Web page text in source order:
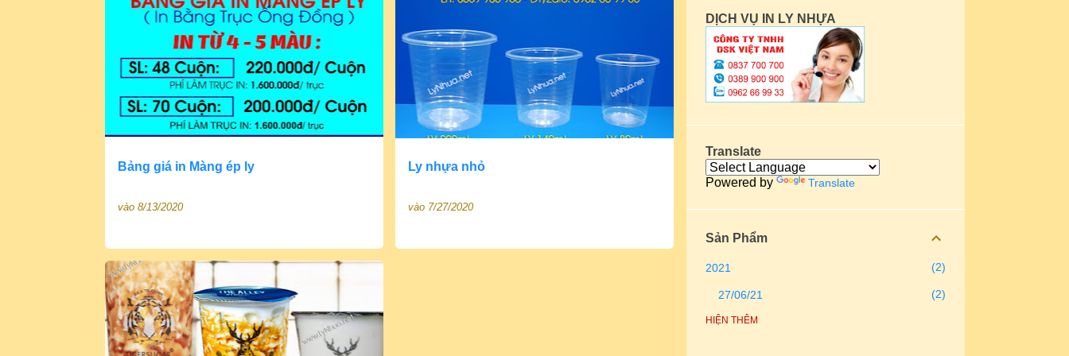
n
Bảng giá in Màng ép ly
vào 8/13/2020
Ly nhựa nhỏ
vào 7/27/2020
DỊCH VỤ IN LY NHỰA
Translate
Powered by Translate
Sản Phẩm
2021 2
27/06/21 2
2020
HIỆN THÊM